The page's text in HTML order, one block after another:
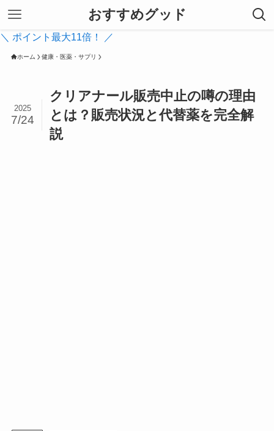
おすすめグッド
＼ ポイント最大11倍！ ／
ホーム 健康・医薬・サプリ
クリアナール販売中止の噂の理由
とは？販売状況と代替薬を完全解
説
2025
7/24